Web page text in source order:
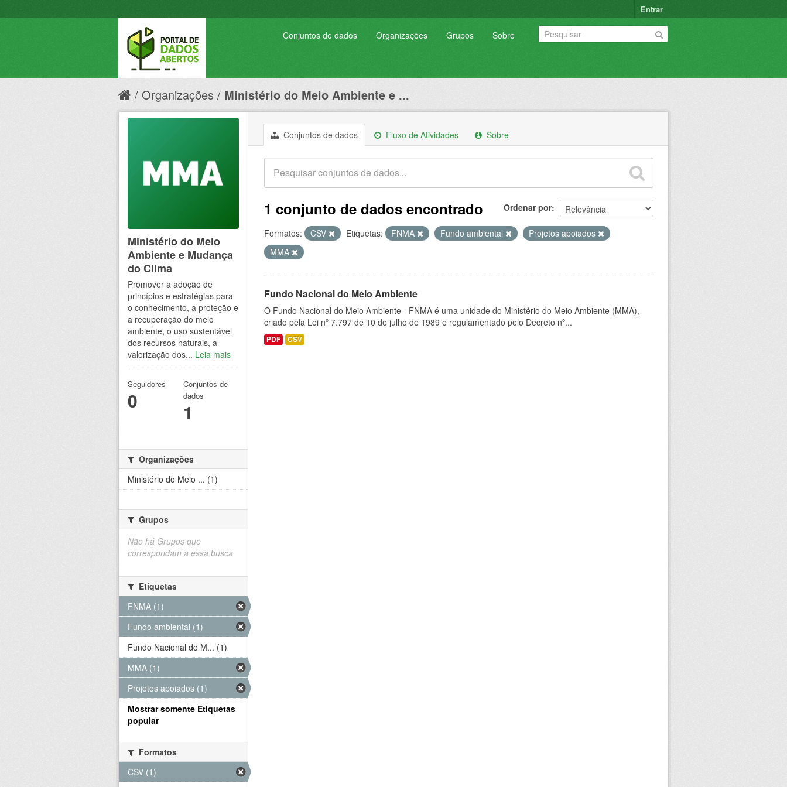
Entrar
Conjuntos de dados Organizações Grupos Sobre
Organizações Ministério do Meio Ambiente e ...
Conjuntos de dados Fluxo de Atividades Sobre
Ordenar por
1 conjunto de dados encontrado
Formatos: CSV Etiquetas: FNMA Fundo ambiental
Projetos apoiados
MMA
Fundo Nacional do Meio Ambiente
O Fundo Nacional do Meio Ambiente - FNMA é uma unidade do Ministério do Meio Ambiente (MMA),
criado pela Lei nº 7.797 de 10 de julho de 1989 e regulamentado pelo Decreto nº...
PDF CSV
Ministério do Meio
Ambiente e Mudança
do Clima
Promover a adoção de
princípios e estratégias para
o conhecimento, a proteção e
a recuperação do meio
ambiente, o uso sustentável
dos recursos naturais, a
valorização dos... Leia mais
Seguidores
0
Conjuntos de
dados
1
Organizações
Ministério do Meio ... (1)
Grupos
Não há Grupos que
correspondam a essa busca
Etiquetas
FNMA (1)
Fundo ambiental (1)
Fundo Nacional do M... (1)
MMA (1)
Projetos apoiados (1)
Mostrar somente Etiquetas
popular
Formatos
CSV (1)